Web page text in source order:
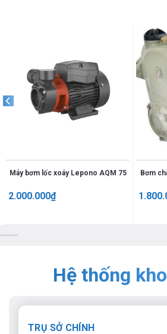
Máy bơm lốc xoáy Lepono AQM 75
2.000.000₫
Bơm
Hệ thống
TRỤ SỞ CHÍNH